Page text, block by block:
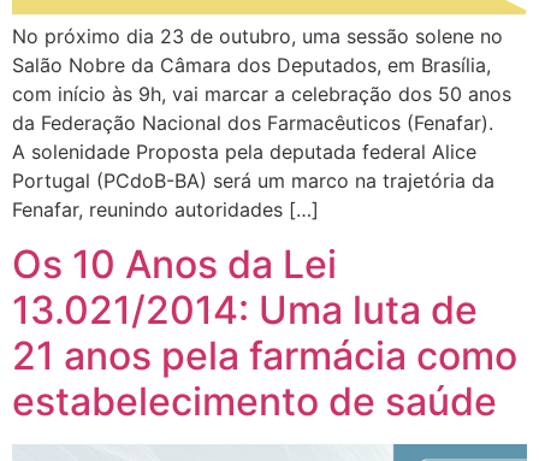
No próximo dia 23 de outubro, uma sessão solene no
Salão Nobre da Câmara dos Deputados, em Brasília,
com início às 9h, vai marcar a celebração dos 50 anos
da Federação Nacional dos Farmacêuticos (Fenafar).
A solenidade Proposta pela deputada federal Alice
Portugal (PCdoB-BA) será um marco na trajetória da
Fenafar, reunindo autoridades […]
Os 10 Anos da Lei
13.021/2014: Uma luta de
21 anos pela farmácia como
estabelecimento de saúde